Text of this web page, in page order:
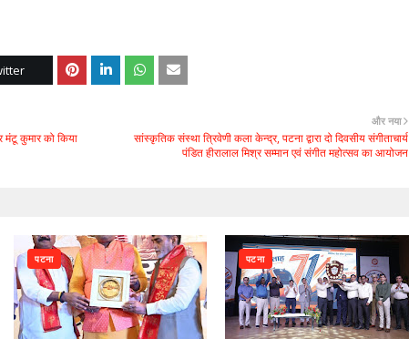
और नया
सांस्कृतिक संस्था त्रिवेणी कला केन्द्र, पटना द्वारा दो दिवसीय संगीताचार्य
पंडित हीरालाल मिश्र सम्मान एवं संगीत महोत्सव का आयोजन
मंटू कुमार को किया
पटना पटना